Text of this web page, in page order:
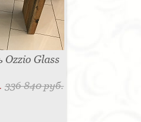
Glass
336 840 руб.